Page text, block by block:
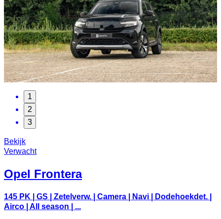
1
2
3
Bekijk
Verwacht
Opel Frontera
145 PK | GS | Zetelverw. | Camera | Navi | Dodehoekdet. |
Airco | All season | ...